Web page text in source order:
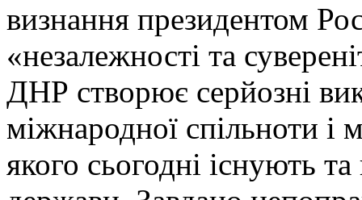
визнання президентом
«незалежності та
ДНР створює серйозні
міжнародної спільноти і
якого сьогодні існують